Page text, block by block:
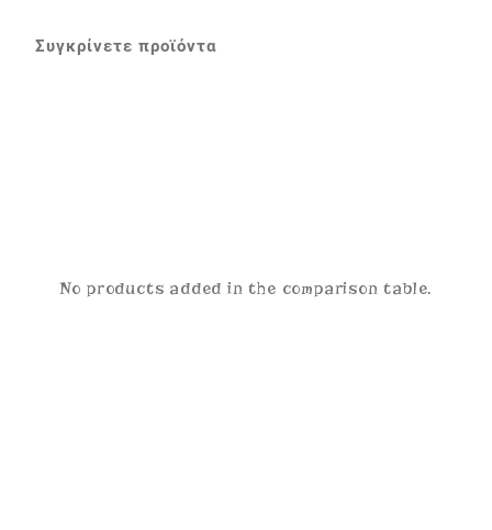
Συγκρίνετε προϊόντα
No products added in the comparison table.